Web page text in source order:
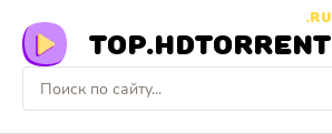
TOP.HDTORRENT
.RU